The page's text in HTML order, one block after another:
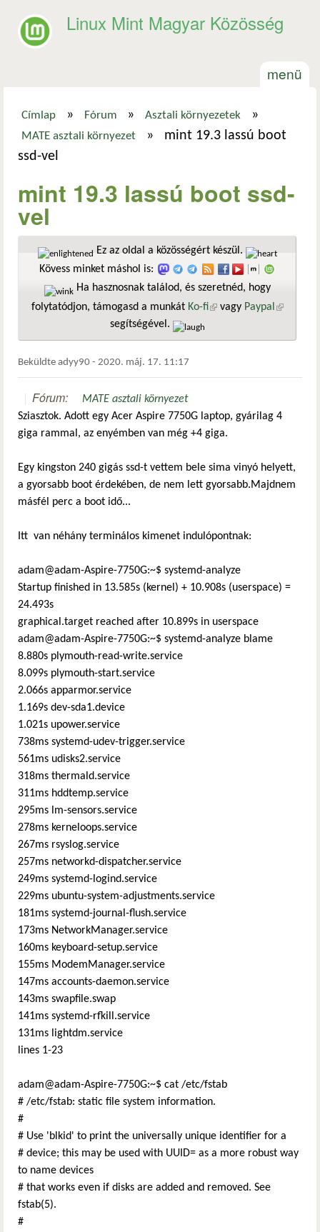
Linux Mint Magyar Közösség
menü
Jelenlegi hely
Címlap » Fórum » Asztali környezetek »
MATE asztali környezet »
mint 19.3 lassú boot
ssd-vel
mint 19.3 lassú boot ssd-
vel
Ez az oldal a közösségért készül.
Kövess minket máshol is:
Ha hasznosnak találod, és szeretnéd, hogy
folytatódjon, támogasd a munkát Ko-fi(külső hivatkozás)
vagy Paypal
segítségével.
Beküldte adyy90 - 2020. máj. 17. 11:17
Fórum:
MATE asztali környezet
Sziasztok. Adott egy Acer Aspire 7750G laptop, gyárilag 4
giga rammal, az enyémben van még +4 giga.
Egy kingston 240 gigás ssd-t vettem bele sima vinyó helyett,
a gyorsabb boot érdekében, de nem lett gyorsabb.Majdnem
másfél perc a boot idő...
Itt van néhány terminálos kimenet indulópontnak:
adam@adam-Aspire-7750G:~$ systemd-analyze
Startup finished in 13.585s (kernel) + 10.908s (userspace) =
24.493s
graphical.target reached after 10.899s in userspace
adam@adam-Aspire-7750G:~$ systemd-analyze blame
8.880s plymouth-read-write.service
8.099s plymouth-start.service
2.066s apparmor.service
1.169s dev-sda1.device
1.021s upower.service
738ms systemd-udev-trigger.service
561ms udisks2.service
318ms thermald.service
311ms hddtemp.service
295ms lm-sensors.service
278ms kerneloops.service
267ms rsyslog.service
257ms networkd-dispatcher.service
249ms systemd-logind.service
229ms ubuntu-system-adjustments.service
181ms systemd-journal-flush.service
173ms NetworkManager.service
160ms keyboard-setup.service
155ms ModemManager.service
147ms accounts-daemon.service
143ms swapfile.swap
141ms systemd-rfkill.service
131ms lightdm.service
lines 1-23
adam@adam-Aspire-7750G:~$ cat /etc/fstab
# /etc/fstab: static file system information.
#
# Use 'blkid' to print the universally unique identifier for a
# device; this may be used with UUID= as a more robust way
to name devices
# that works even if disks are added and removed. See
fstab(5).
#